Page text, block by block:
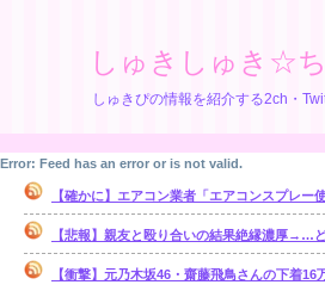
しゅきしゅき☆
しゅきぴの情報を紹介する2ch・
Error: Feed has an error or is not valid.
【確かに】エアコン業者「エアコンスプレー使っても室内に
【悲報】親友と殴り合いの結果絶縁濃厚→…
【衝撃】元乃木坂46・齋藤飛鳥さんの下着